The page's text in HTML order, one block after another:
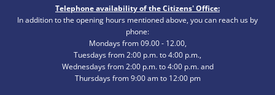
Telephone availability of the Citizens' Office:
In addition to the opening hours mentioned above, you can reach us by
phone:
Mondays from 09.00 - 12.00,
Tuesdays from 2:00 p.m. to 4:00 p.m.,
Wednesdays from 2:00 p.m. to 4:00 p.m. and
Thursdays from 9:00 am to 12:00 pm